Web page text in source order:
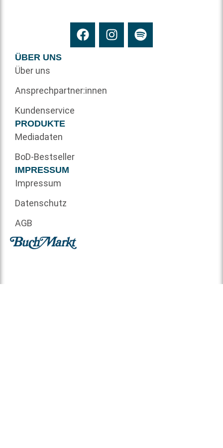
ÜBER UNS
Über uns
Ansprechpartner:innen
Kundenservice
PRODUKTE
Mediadaten
BoD-Bestseller
IMPRESSUM
Impressum
Datenschutz
AGB